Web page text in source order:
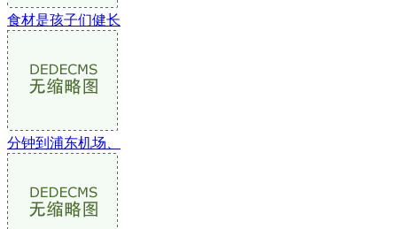
食材是孩子们健长
分钟到浦东机场、